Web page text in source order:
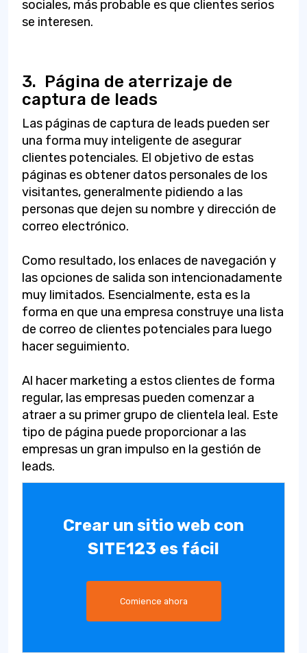
sociales, más probable es que clientes serios
se interesen.
3. Página de aterrizaje de
captura de leads
Las páginas de captura de leads pueden ser
una forma muy inteligente de asegurar
clientes potenciales. El objetivo de estas
páginas es obtener datos personales de los
visitantes, generalmente pidiendo a las
personas que dejen su nombre y dirección de
correo electrónico.
Como resultado, los enlaces de navegación y
las opciones de salida son intencionadamente
muy limitados. Esencialmente, esta es la
forma en que una empresa construye una lista
de correo de clientes potenciales para luego
hacer seguimiento.
Al hacer marketing a estos clientes de forma
regular, las empresas pueden comenzar a
atraer a su primer grupo de clientela leal. Este
tipo de página puede proporcionar a las
empresas un gran impulso en la gestión de
leads.
Crear un sitio web con
SITE123 es fácil
Comience ahora